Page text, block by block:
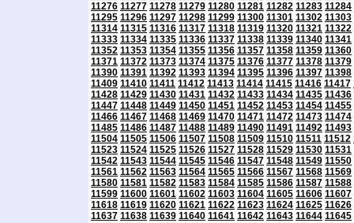
11276 11277 11278 11279 11280 11281 11282 11283 11284
11295 11296 11297 11298 11299 11300 11301 11302 11303
11314 11315 11316 11317 11318 11319 11320 11321 11322
11333 11334 11335 11336 11337 11338 11339 11340 11341
11352 11353 11354 11355 11356 11357 11358 11359 11360
11371 11372 11373 11374 11375 11376 11377 11378 11379
11390 11391 11392 11393 11394 11395 11396 11397 11398
11409 11410 11411 11412 11413 11414 11415 11416 11417
11428 11429 11430 11431 11432 11433 11434 11435 11436
11447 11448 11449 11450 11451 11452 11453 11454 11455
11466 11467 11468 11469 11470 11471 11472 11473 11474
11485 11486 11487 11488 11489 11490 11491 11492 11493
11504 11505 11506 11507 11508 11509 11510 11511 11512
11523 11524 11525 11526 11527 11528 11529 11530 11531
11542 11543 11544 11545 11546 11547 11548 11549 11550
11561 11562 11563 11564 11565 11566 11567 11568 11569
11580 11581 11582 11583 11584 11585 11586 11587 11588
11599 11600 11601 11602 11603 11604 11605 11606 11607
11618 11619 11620 11621 11622 11623 11624 11625 11626
11637 11638 11639 11640 11641 11642 11643 11644 11645